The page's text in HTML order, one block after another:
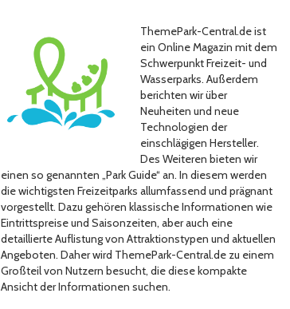
ThemePark-Central.de ist
ein Online Magazin mit dem
Schwerpunkt Freizeit- und
Wasserparks. Außerdem
berichten wir über
Neuheiten und neue
Technologien der
einschlägigen Hersteller.
Des Weiteren bieten wir
einen so genannten „Park Guide“ an. In diesem werden
die wichtigsten Freizeitparks allumfassend und prägnant
vorgestellt. Dazu gehören klassische Informationen wie
Eintrittspreise und Saisonzeiten, aber auch eine
detaillierte Auflistung von Attraktionstypen und aktuellen
Angeboten. Daher wird ThemePark-Central.de zu einem
Großteil von Nutzern besucht, die diese kompakte
Ansicht der Informationen suchen.